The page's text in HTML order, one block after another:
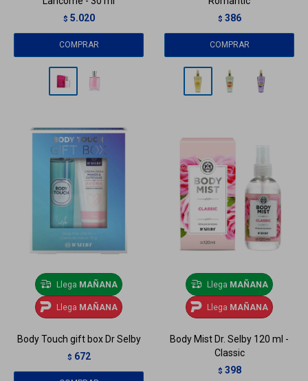
$ 5.020 $ 386
Llega MAÑANA
Llega MAÑANA
Body Touch gift box Dr Selby
$ 672
Llega MAÑANA
Llega MAÑANA
Body Mist Dr. Selby 120 ml -
Classic
$ 398